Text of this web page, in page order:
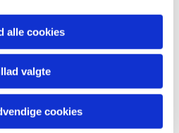
alle cookies
valgte
cookies